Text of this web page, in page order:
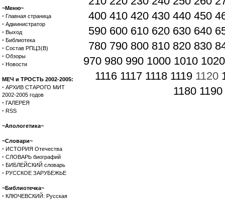
~Меню~
· Главная страница
· Администратор
· Выход
· Библиотека
· Состав РПЦЗ(В)
· Обзоры
· Новости
МЕЧ и ТРОСТЬ 2002-2005:
· АРХИВ СТАРОГО МИТ
2002-2005 годов
· ГАЛЕРЕЯ
· RSS
~Апологетика~
~Словари~
· ИСТОРИЯ Отечества
· СЛОВАРЬ биографий
· БИБЛЕЙСКИЙ словарь
· РУССКОЕ ЗАРУБЕЖЬЕ
~Библиотечка~
· КЛЮЧЕВСКИЙ: Русская
400 410 420 430 440 450
590 600 610 620 630 640
780 790 800 810 820 830
970 980 990 1000 1010 1020
1116 1117 1118 1119 1120
1180 1190